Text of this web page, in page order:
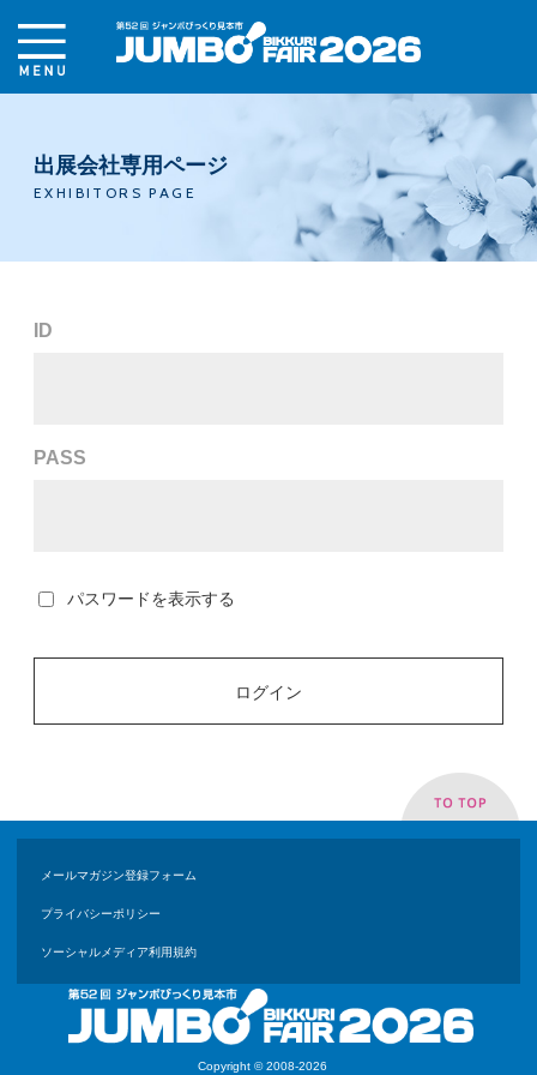
出展会社専用ページ
EXHIBITORS PAGE
ID
PASS
パスワードを表示する
ログイン
メールマガジン登録フォーム
プライバシーポリシー
ソーシャルメディア利用規約
Copyright © 2008-2026